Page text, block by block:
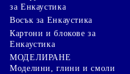
за Енкаустика
Восък за Енкаустика
Картони и блокове за
Енкаустика
МОДЕЛИРАНЕ
Моделини, глини и смоли